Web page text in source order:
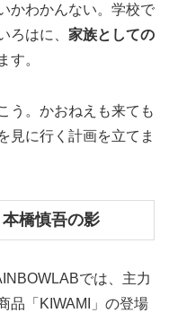
かわかんない。学校で
ろはに、 家族としての
す。
う。かおねえも来ても
見に行く計画を立てま
橋慎吾の影
では、主力
品「KIWAMI」の登場